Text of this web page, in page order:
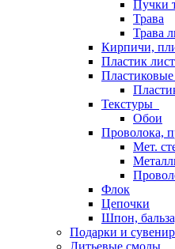
Пучки
Трава
Трава
Кирпичи,
Пластик
Текстуры
Обои
Проволока,
Мет.
Флок
Цепочки
Шпон,
Подарки и
Литьевые смолы